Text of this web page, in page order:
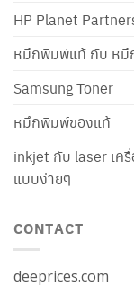
HP Planet
หมึกพิมพ์แท้ กับ หมึ
Samsung Toner
หมึกพิมพ์ของแท้
inkjet กับ laser เค
แบบง่ายๆ
CONTACT
deeprices.com